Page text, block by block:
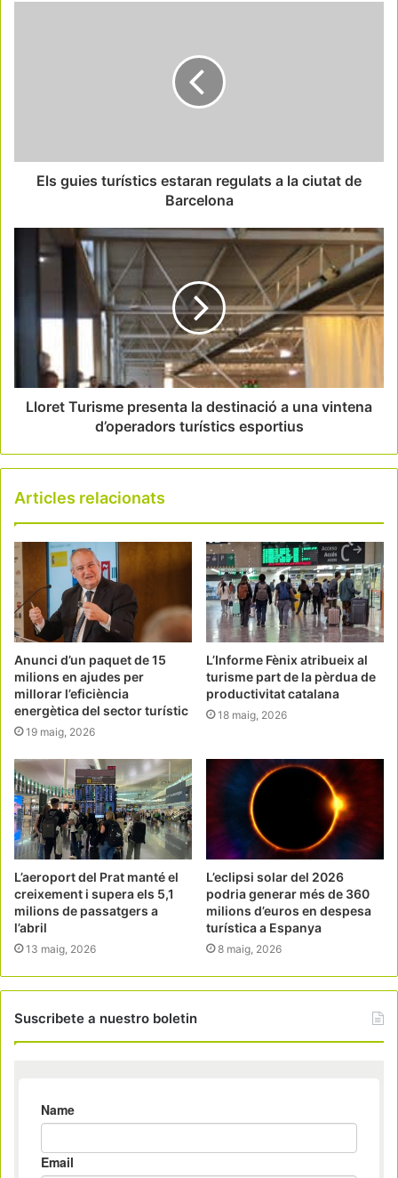
Els guies turístics estaran regulats a la ciutat de
Barcelona
Lloret Turisme presenta la destinació a una vintena
d’operadors turístics esportius
Articles relacionats
Anunci d’un paquet de 15
milions en ajudes per
millorar l’eficiència
energètica del sector turístic
19 maig, 2026
L’Informe Fènix atribueix al
turisme part de la pèrdua de
productivitat catalana
18 maig, 2026
L’aeroport del Prat manté el
creixement i supera els 5,1
milions de passatgers a
l’abril
13 maig, 2026
L’eclipsi solar del 2026
podria generar més de 360
milions d’euros en despesa
turística a Espanya
8 maig, 2026
Suscribete a nuestro boletin